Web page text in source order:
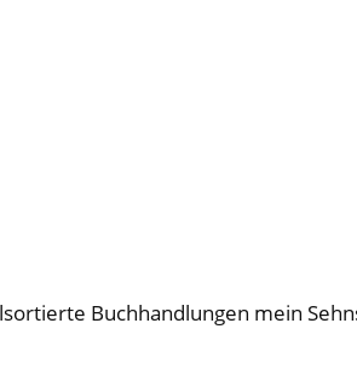
Buchhandlungen mein